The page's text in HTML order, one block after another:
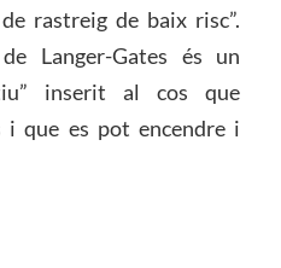
rastreig de baix risc”.
Langer-Gates és un
inserit al cos que
i que es pot encendre i